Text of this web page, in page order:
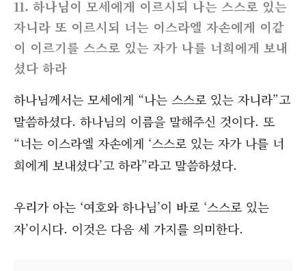
11. 하나님이 모세에게 이르시되 나는 스스로 있는
자니라 또 이르시되 너는 이스라엘 자손에게 이같
이 이르기를 스스로 있는 자가 나를 너희에게 보내
셨다 하라
하나님께서는 모세에게 “나는 스스로 있는 자니라”고
말씀하셨다. 하나님의 이름을 말해주신 것이다. 또
“너는 이스라엘 자손에게 ‘스스로 있는 자가 나를 너
희에게 보내셨다’고 하라”라고 말씀하셨다.
우리가 아는 ‘여호와 하나님’이 바로 ‘스스로 있는
자’이시다. 이것은 다음 세 가지를 의미한다.